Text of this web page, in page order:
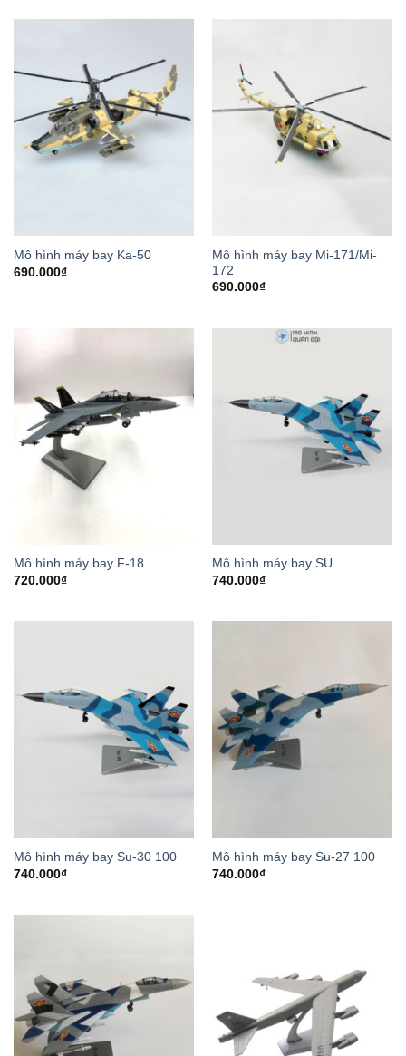
Mô hình máy bay Ka-50
690.000₫
Mô hình máy bay Mi-171/Mi-
172
690.000₫
Mô hình máy bay F-18
720.000₫
Mô hình máy bay SU
740.000₫
Mô hình máy bay Su-30 100
740.000₫
Mô hình máy bay Su-27 100
740.000₫